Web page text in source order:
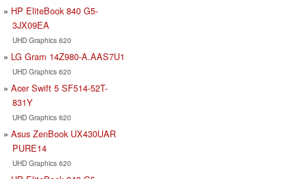
HP EliteBook 840 G5-
3JX09EA
UHD Graphics 620
LG Gram 14Z980-A.AAS7U1
UHD Graphics 620
Acer Swift 5 SF514-52T-
831Y
UHD Graphics 620
Asus ZenBook UX430UAR
PURE14
UHD Graphics 620